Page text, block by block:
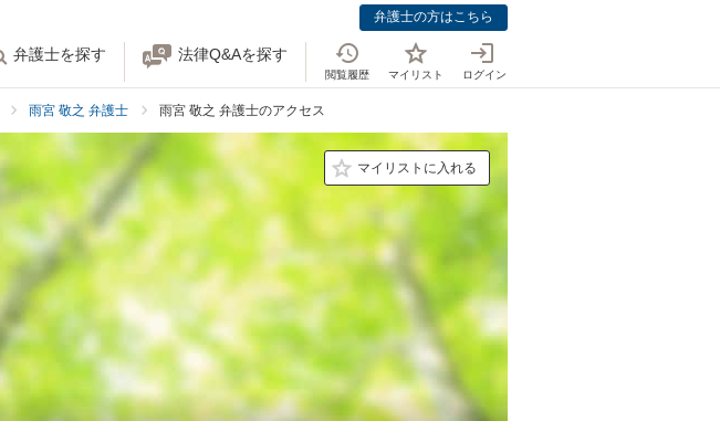
弁護士の方はこちら
弁護士を探す 法律Q&Aを探す
閲覧履歴 マイリスト ログイン
雨宮 敬之 弁護士 雨宮 敬之 弁護士のアクセス
マイリストに入れる